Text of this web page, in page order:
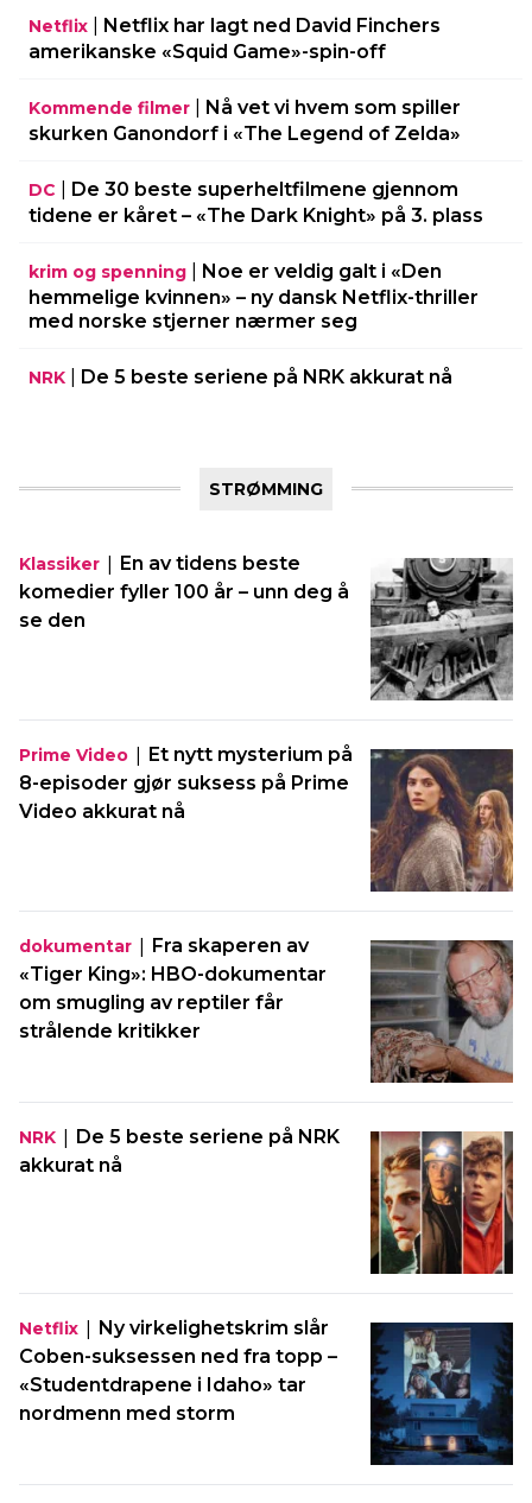
Netflix
Netflix har lagt ned David Finchers
amerikanske «Squid Game»-spin-off
Kommende filmer
Nå vet vi hvem som spiller
skurken Ganondorf i «The Legend of Zelda»
DC
De 30 beste superheltfilmene gjennom
tidene er kåret – «The Dark Knight» på 3. plass
krim og spenning
Noe er veldig galt i «Den
hemmelige kvinnen» – ny dansk Netflix-thriller
med norske stjerner nærmer seg
NRK De 5 beste seriene på NRK akkurat nå
STRØMMING
Klassiker | En av tidens beste
komedier fyller 100 år – unn deg å
se den
Prime Video | Et nytt mysterium på
8-episoder gjør suksess på Prime
Video akkurat nå
dokumentar | Fra skaperen av
«Tiger King»: HBO-dokumentar
om smugling av reptiler får
strålende kritikker
NRK | De 5 beste seriene på NRK
akkurat nå
Netflix | Ny virkelighetskrim slår
Coben-suksessen ned fra topp –
«Studentdrapene i Idaho» tar
nordmenn med storm